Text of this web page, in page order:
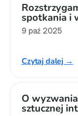
spotkania i
9 paź 2025
Czytaj dalej →
O
sztucznej